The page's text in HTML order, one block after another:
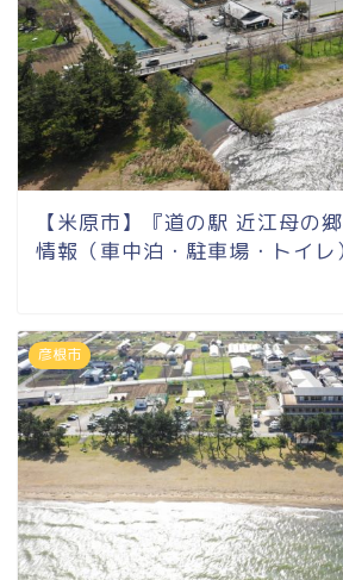
【米原市】『道の駅 近江母の
情報（車中泊・駐車場・トイレ）
彦根市